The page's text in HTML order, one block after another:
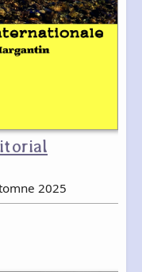
2025